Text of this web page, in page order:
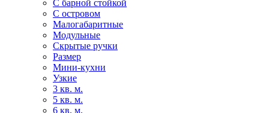
С барной стойкой
С островом
Малогабаритные
Модульные
Скрытые ручки
Размер
Мини-кухни
Узкие
3 кв. м.
5 кв. м.
6 кв. м.